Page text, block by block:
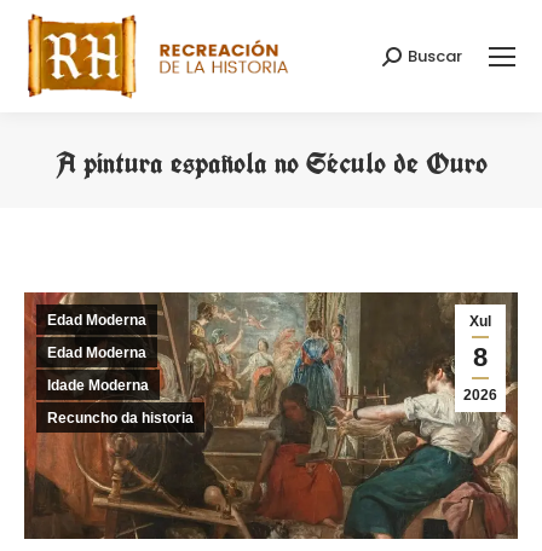
Search:
Buscar
A pintura española no Século de Ouro
Xul
8
2026
Edad Moderna
Edad Moderna
Idade Moderna
Recuncho da historia